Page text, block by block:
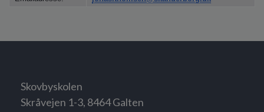
Skovbyskolen
Skråvejen 1-3, 8464 Galten